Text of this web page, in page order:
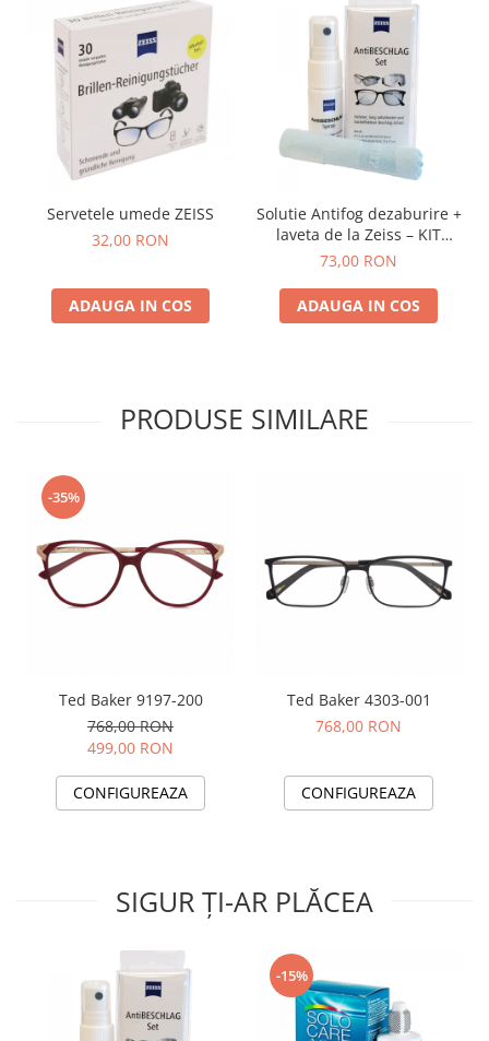
Servetele umede ZEISS
32,00 RON
ADAUGA IN COS
Solutie Antifog dezaburire +
laveta de la Zeiss – KIT
COMPLET
73,00 RON
ADAUGA IN COS
PRODUSE SIMILARE
-35%
Ted Baker 9197-200
768,00 RON
499,00 RON
CONFIGUREAZA
Ted Baker 4303-001
768,00 RON
CONFIGUREAZA
SIGUR ȚI-AR PLĂCEA
-15%